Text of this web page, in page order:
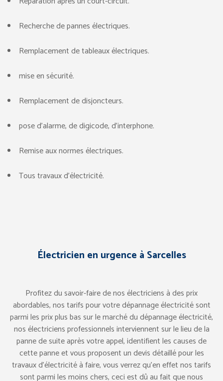
Recherche de pannes électriques.
Remplacement de tableaux électriques.
mise en sécurité.
Remplacement de disjoncteurs.
pose d’alarme, de digicode, d’interphone.
Remise aux normes électriques.
Tous travaux d’électricité.
Électricien en urgence à Sarcelles
Profitez du savoir-faire de nos électriciens à des prix
abordables, nos tarifs pour votre dépannage électricité sont
parmi les prix plus bas sur le marché du dépannage électricité,
nos électriciens professionnels interviennent sur le lieu de la
panne de suite après votre appel, identifient les causes de
cette panne et vous proposent un devis détaillé pour les
travaux d’électricité à faire, vous verrez qu’en effet nos tarifs
sont parmi les moins chers, ceci est dû au fait que nous